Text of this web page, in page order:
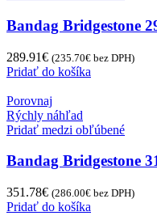
Bandag Bridgestone
289.91€ (235.70€ bez DPH)
Pridať do košíka
Porovnaj
Rýchly náhľad
Pridať medzi obľúbené
Bandag Bridgestone
351.78€ (286.00€ bez DPH)
Pridať do košíka